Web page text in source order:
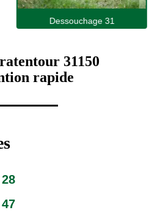
Dessouchage 31
31150
rapide